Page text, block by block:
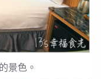
景色。